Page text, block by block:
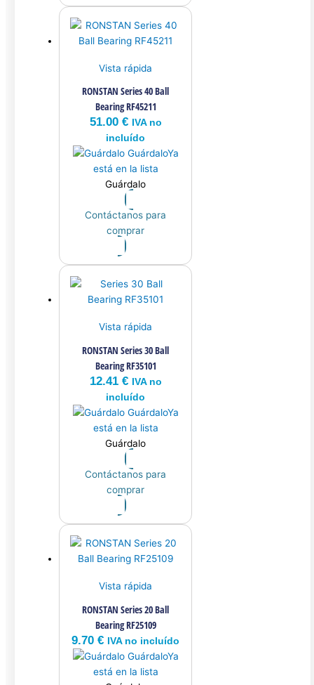
Vista rápida
RONSTAN Series 40 Ball
Bearing RF45211
51.00 € IVA no
incluído
GuárdaloYa
está en la lista
Guárdalo
Contáctanos para
comprar
Vista rápida
RONSTAN Series 30 Ball
Bearing RF35101
12.41 € IVA no
incluído
GuárdaloYa
está en la lista
Guárdalo
Contáctanos para
comprar
Vista rápida
RONSTAN Series 20 Ball
Bearing RF25109
9.70€ IVA no incluído
GuárdaloYa
está en la lista